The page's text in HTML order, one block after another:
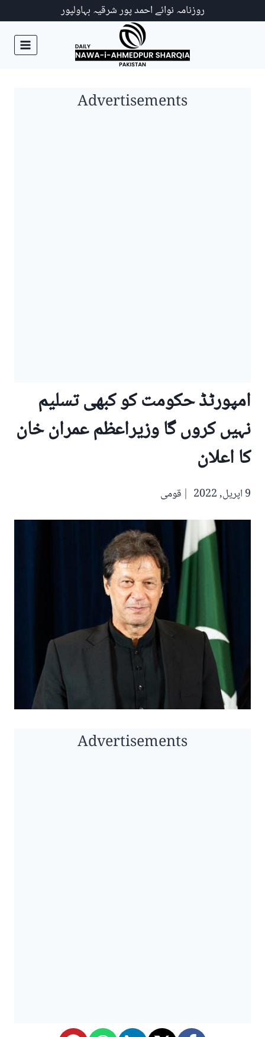
روزنامہ نوائے احمد پور شرقیہ بہاولپور
Advertisements
امپورٹڈ حکومت کو کبھی تسلیم
نہیں کروں گا وزیراعظم عمران خان
کا اعلان
9 اپریل, 2022 قومی
Advertisements